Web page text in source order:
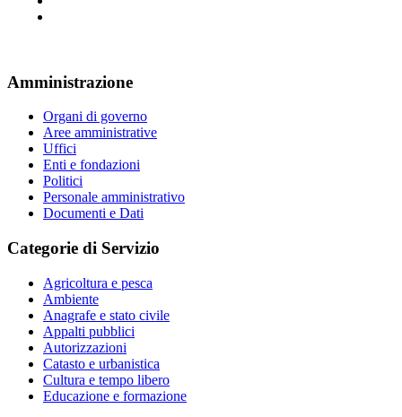
Amministrazione
Organi di governo
Aree amministrative
Uffici
Enti e fondazioni
Politici
Personale amministrativo
Documenti e Dati
Categorie di Servizio
Agricoltura e pesca
Ambiente
Anagrafe e stato civile
Appalti pubblici
Autorizzazioni
Catasto e urbanistica
Cultura e tempo libero
Educazione e formazione